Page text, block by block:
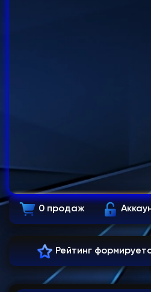
0 продаж
Рейтинг